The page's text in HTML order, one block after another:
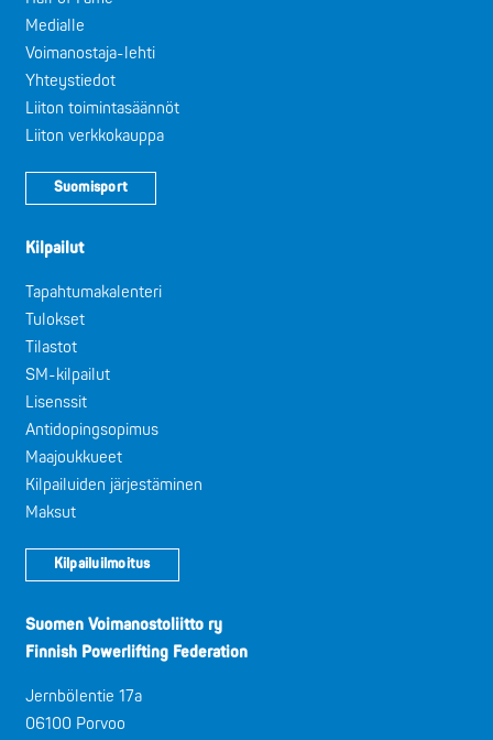
Medialle
Voimanostaja-lehti
Yhteystiedot
Liiton toimintasäännöt
Liiton verkkokauppa
Suomisport
Kilpailut
Tapahtumakalenteri
Tulokset
Tilastot
SM-kilpailut
Lisenssit
Antidopingsopimus
Maajoukkueet
Kilpailuiden järjestäminen
Maksut
Kilpailuilmoitus
Suomen Voimanostoliitto ry
Finnish Powerlifting Federation
Jernbölentie 17a
06100 Porvoo